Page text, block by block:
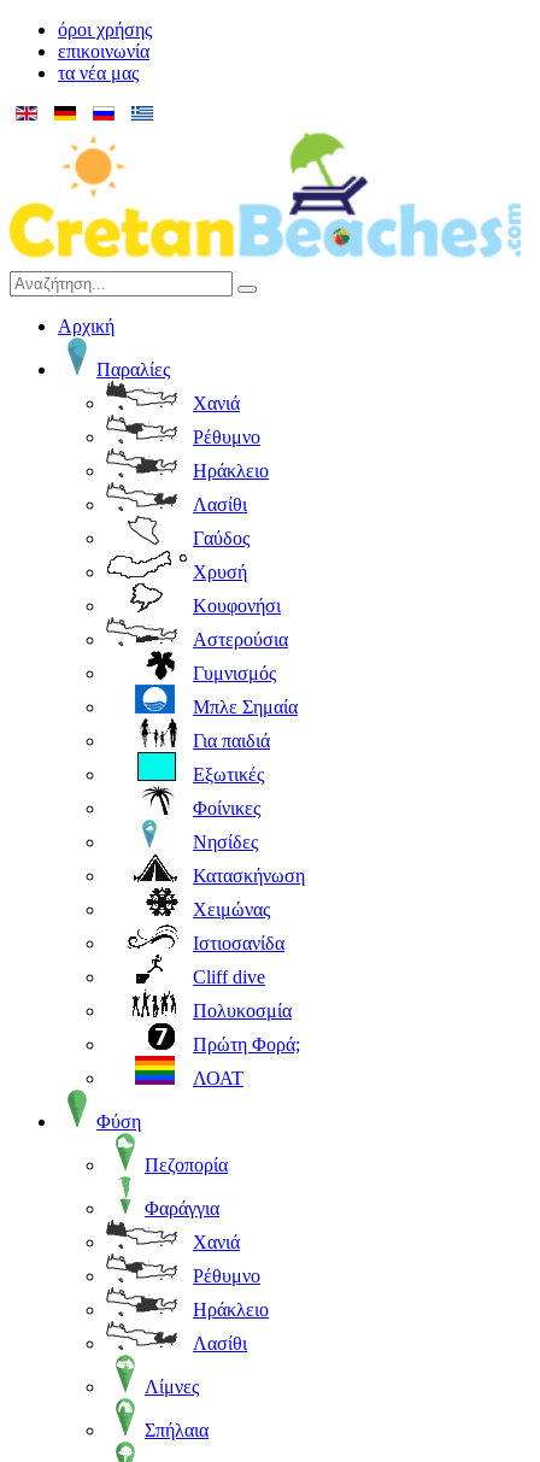
όροι χρήσης
επικοινωνία
τα νέα μας
Αρχική
Παραλίες
Χανιά
Ρέθυμνο
Ηράκλειο
Λασίθι
Γαύδος
Χρυσή
Κουφονήσι
Αστερούσια
Γυμνισμός
Μπλε Σημαία
Για παιδιά
Εξωτικές
Φοίνικες
Νησίδες
Κατασκήνωση
Χειμώνας
Ιστιοσανίδα
Cliff dive
Πολυκοσμία
Πρώτη Φορά;
ΛΟΑΤ
Φύση
Πεζοπορία
Φαράγγια
Χανιά
Ρέθυμνο
Ηράκλειο
Λασίθι
Λίμνες
Σπήλαια